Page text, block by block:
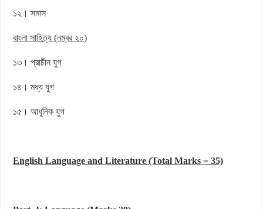
১২। সমাস
বাংলা সাহিত্য(নম্বর২০)
১৩। প্রাচীন যুগ
১৪। মধ্য যুগ
১৫। আধুনিক যুগ
English Language and Literature (Total Marks = 35)